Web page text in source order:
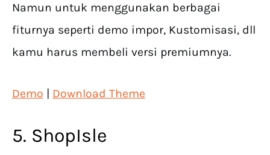
Namun untuk menggunakan berbagai
fiturnya seperti demo impor, Kustomisasi, dll
kamu harus membeli versi premiumnya.
Demo | Download Theme
5. ShopIsle